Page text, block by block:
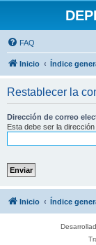
FAQ
Inicio Índice
Restablecer la
Dirección de correo
Esta debe ser la
Inicio Índice